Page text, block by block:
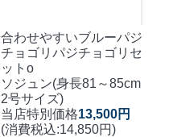
合わせやすいブルーパジ
チョゴリ パジチョゴリセ
ットo
ソジュン(身長81～85cm
2号サイズ)
当店特別価格13,500円
(消費税込:14,850円)